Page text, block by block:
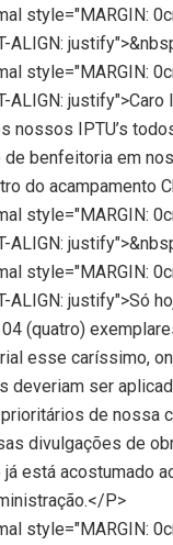
style="MARGIN:
ALIGN:
style="MARGIN:
ALIGN:
nossos IPTU’s
benfeitoria em
do acampamento
style="MARGIN:
ALIGN:
style="MARGIN:
ALIGN: justify">Só
(quatro)
esse caríssimo,
deveriam ser
de nossa
divulgações de
está acostumado
P>
style="MARGIN: